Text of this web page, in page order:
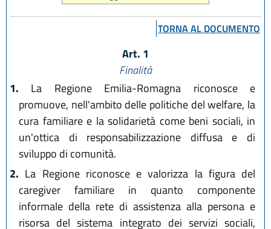
TORNA AL DOCUMENTO
Art. 1
Finalità
1. La Regione Emilia-Romagna riconosce e
promuove, nell'ambito delle politiche del welfare, la
cura familiare e la solidarietà come beni sociali, in
un'ottica di responsabilizzazione diffusa e di
sviluppo di comunità.
2. La Regione riconosce e valorizza la figura del
caregiver familiare in quanto componente
informale della rete di assistenza alla persona e
risorsa del sistema integrato dei servizi sociali,